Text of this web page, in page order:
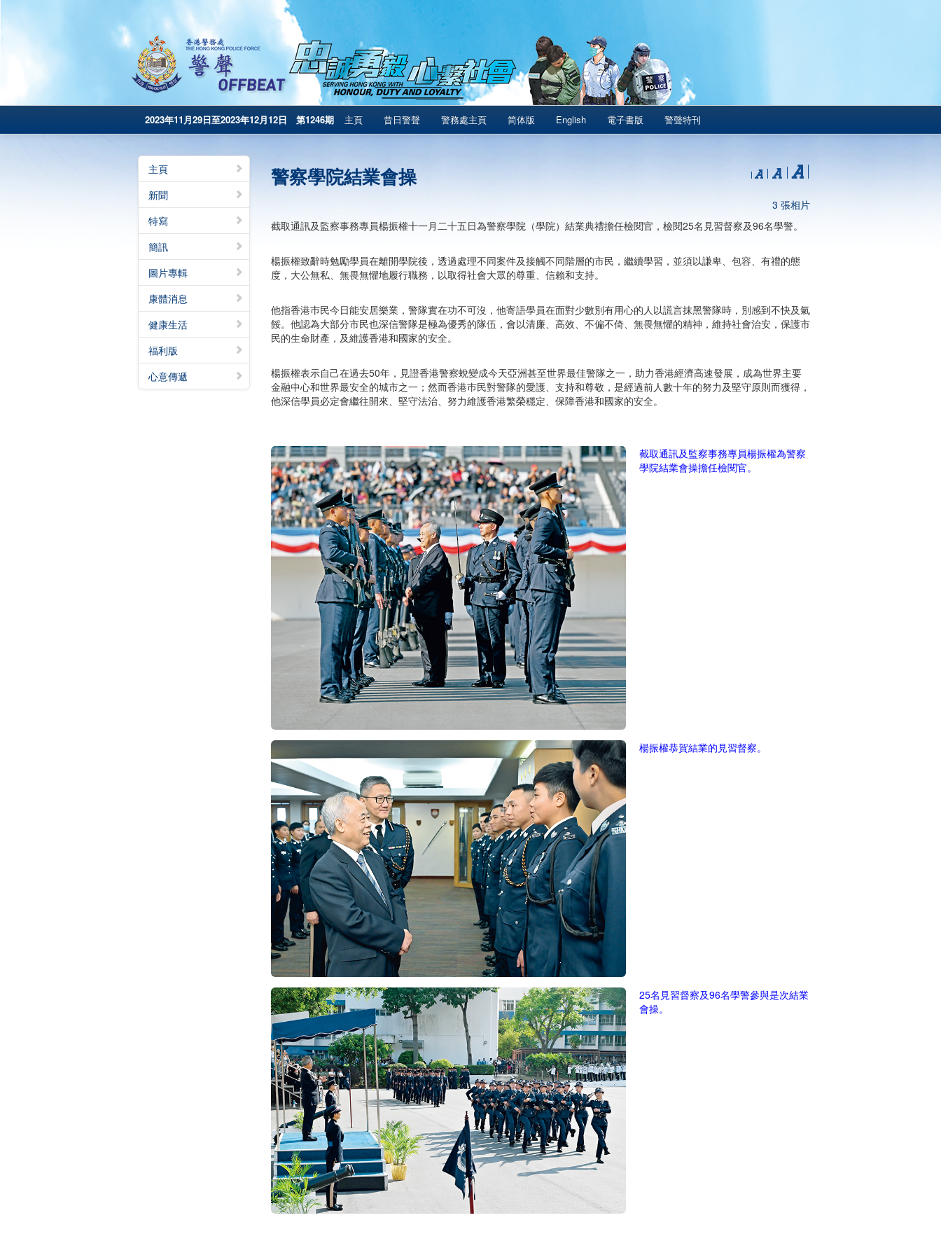
2023年11月29日至2023年12月12日 第1246期 主頁 昔日警聲 警務處主頁 简体版 English 電子書版 警聲特刊
主頁
新聞
特寫
簡訊
圖片專輯
康體消息
健康生活
福利版
心意傳遞
警察學院結業會操
3 張相片
截取通訊及監察事務專員楊振權十一月二十五日為警察學院（學院）結業典禮擔任檢閱官，檢閱25名見習督察及96名學警。
楊振權致辭時勉勵學員在離開學院後，透過處理不同案件及接觸不同階層的市民，繼續學習，並須以謙卑、包容、有禮的態
度，大公無私、無畏無懼地履行職務，以取得社會大眾的尊重、信賴和支持。
他指香港巿民今日能安居樂業，警隊實在功不可沒，他寄語學員在面對少數別有用心的人以謊言抹黑警隊時，別感到不快及氣
餒。他認為大部分市民也深信警隊是極為優秀的隊伍，會以清廉、高效、不偏不倚、無畏無懼的精神，維持社會治安，保護市
民的生命財產，及維護香港和國家的安全。
楊振權表示自己在過去50年，見證香港警察蛻變成今天亞洲甚至世界最佳警隊之一，助力香港經濟高速發展，成為世界主要
金融中心和世界最安全的城市之一；然而香港巿民對警隊的愛護、支持和尊敬，是經過前人數十年的努力及堅守原則而獲得，
他深信學員必定會繼往開來、堅守法治、努力維護香港繁榮穩定、保障香港和國家的安全。
截取通訊及監察事務專員楊振權為警察
學院結業會操擔任檢閱官。
楊振權恭賀結業的見習督察。
25名見習督察及96名學警參與是次結業
會操。